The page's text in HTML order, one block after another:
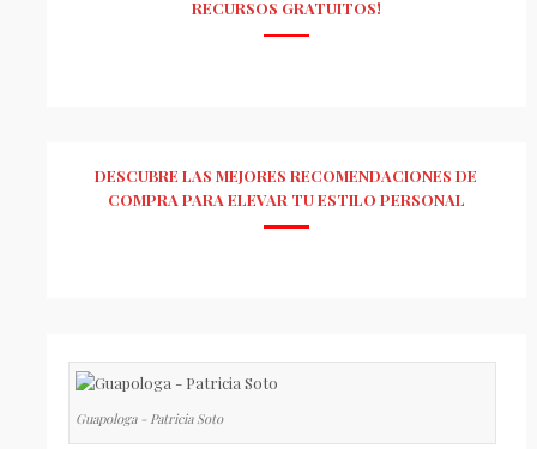
RECURSOS GRATUITOS!
DESCUBRE LAS MEJORES RECOMENDACIONES DE
COMPRA PARA ELEVAR TU ESTILO PERSONAL
Guapologa - Patricia Soto